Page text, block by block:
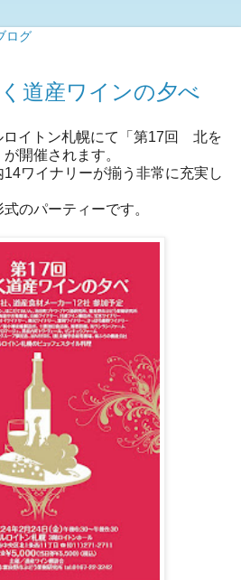
道産ワインの夕べ
ロイトン札幌にて「第17回 北を
開催されます。
ワイナリーが揃う非常に充実し
のパーティーです。